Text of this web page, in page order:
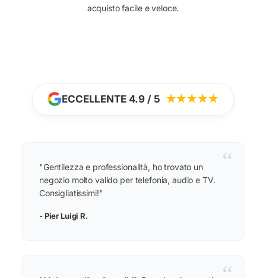
acquisto facile e veloce.
ECCELLENTE 4.9 / 5 ★★★★★
“
"Gentilezza e professionalità, ho trovato un
negozio molto valido per telefonia, audio e TV.
Consigliatissimi!"
- Pier Luigi R.